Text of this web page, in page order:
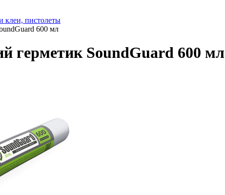
клеи, пистолеты
600 мл
герметик SoundGuard 600 мл